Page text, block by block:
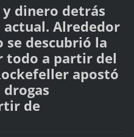
dinero detrás
Alrededor
se descubrió la
todo a partir del
apostó
de